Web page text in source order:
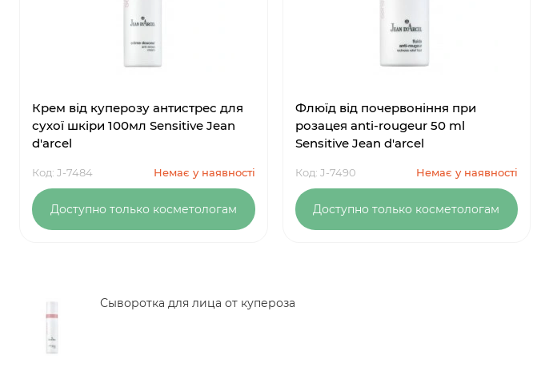
Крем від куперозу антистрес для
сухої шкіри 100мл Sensitive Jean
d'arcel
Код: J-7484 Немає у наявності
Доступно только косметологам
Флюїд від почервоніння при
розацея anti-rougeur 50 ml
Sensitive Jean d'arcel
Код: J-7490 Немає у наявності
Доступно только косметологам
Сыворотка для лица от купероза